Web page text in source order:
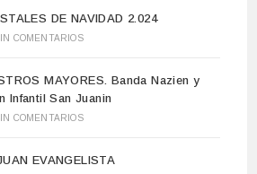
DE NAVIDAD 2.024
COMENTARIOS
MAYORES. Banda Nazien y
Infantil San Juanin
COMENTARIOS
EVANGELISTA